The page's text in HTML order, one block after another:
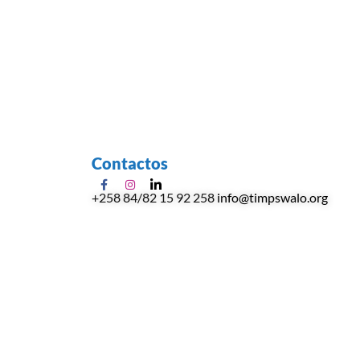
Contactos
+258 84/82 15 92 258 info@timpswalo.org